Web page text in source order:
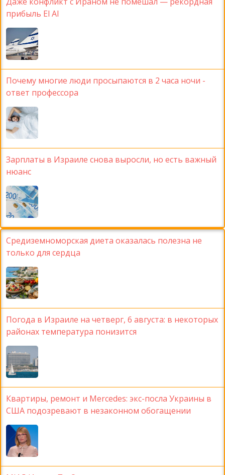
прибыль El Al
Почему многие люди просыпаются в 2 часа ночи -
ответ профессора
Зарплаты в Израиле снова выросли, но есть важный
нюанс
Средиземноморская диета оказалась полезна не
только для сердца
Погода в Израиле на четверг, 6 августа: в некоторых
районах температура понизится
Квартиры, ремонт и Mercedes: экс-посла Украины в
США подозревают в незаконном обогащении